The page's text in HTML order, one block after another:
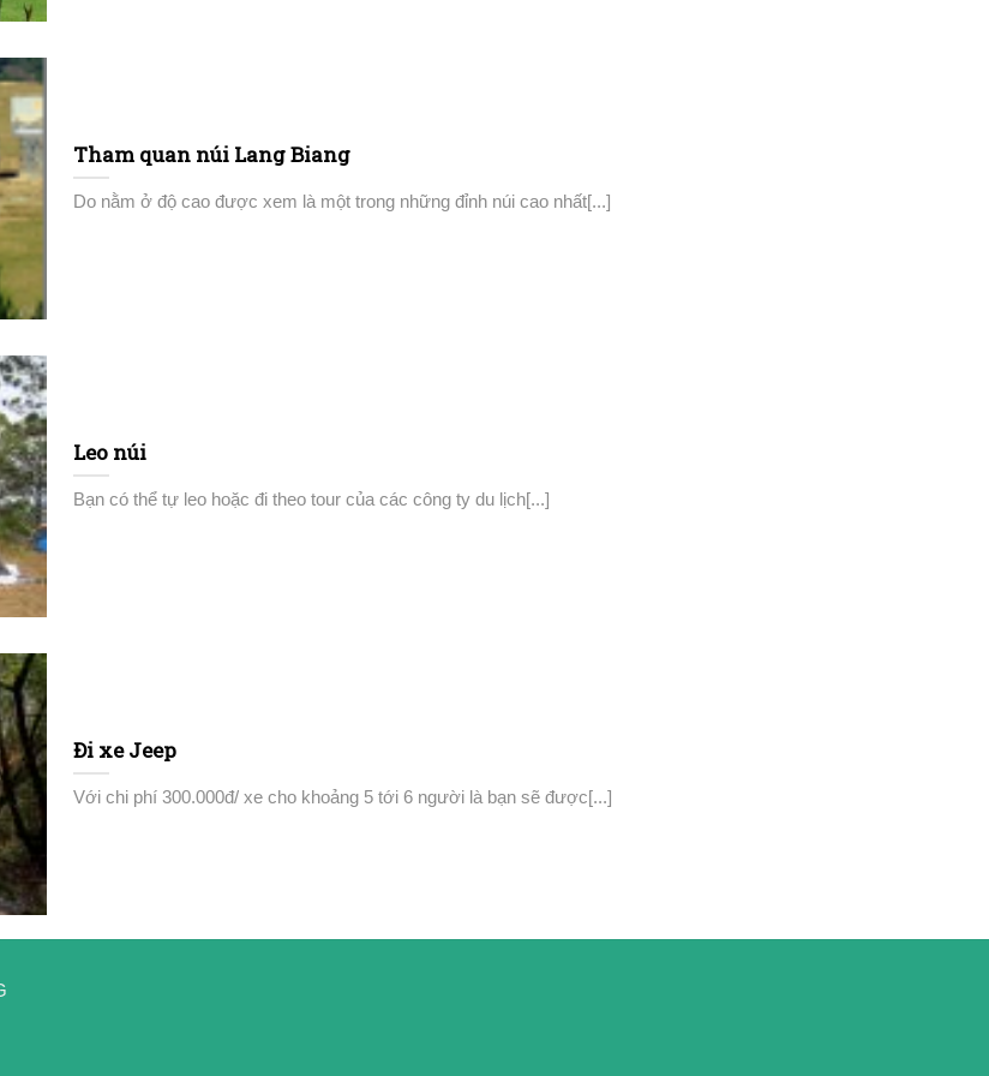
Tham quan núi Lang Biang
Do nằm ở độ cao được xem là một trong những đỉnh núi cao nhất[...]
Leo núi
Bạn có thể tự leo hoặc đi theo tour của các công ty du lịch[...]
Đi xe Jeep
Với chi phí 300.000đ/ xe cho khoảng 5 tới 6 người là bạn sẽ được[...]